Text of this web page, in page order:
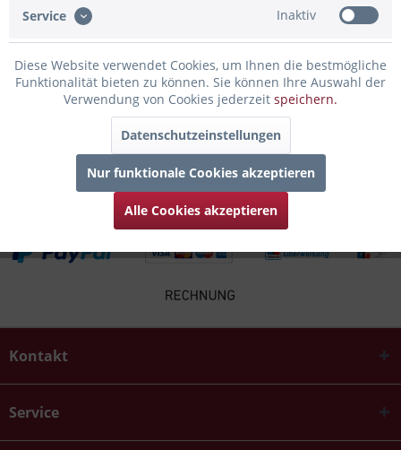
Folgende Infos zum Hersteller sind verfübar......mehr
Zubehör 6
Kunden kauften auch
Kontakt
Service
Service Inaktiv
Diese Website verwendet Cookies, um Ihnen die bestmögliche
Funktionalität bieten zu können. Sie können Ihre Auswahl der
Verwendung von Cookies jederzeit speichern.
Datenschutzeinstellungen
Nur funktionale Cookies akzeptieren
Alle Cookies akzeptieren